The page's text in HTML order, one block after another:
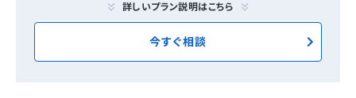
詳しいプラン説明はこちら
今すぐ相談